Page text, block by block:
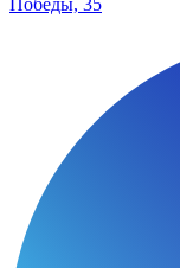
Победы, 35